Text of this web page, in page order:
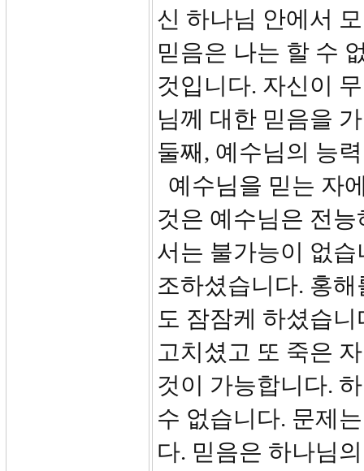
신 하나님 안에서
믿음은 나는 할 수
것입니다. 자신이
님께 대한 믿음을
둘째, 예수님의 능
예수님을 믿는 자
것은 예수님은 전
서는 불가능이 없
조하셨습니다. 홍
도 잠잠케 하셨습
고치셨고 또 죽은
것이 가능합니다.
수 없습니다. 문제
다. 믿음은 하나님